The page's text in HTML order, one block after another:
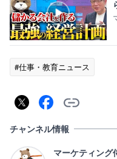
#仕事・教育ニュース
チャンネル情報
マーケティング